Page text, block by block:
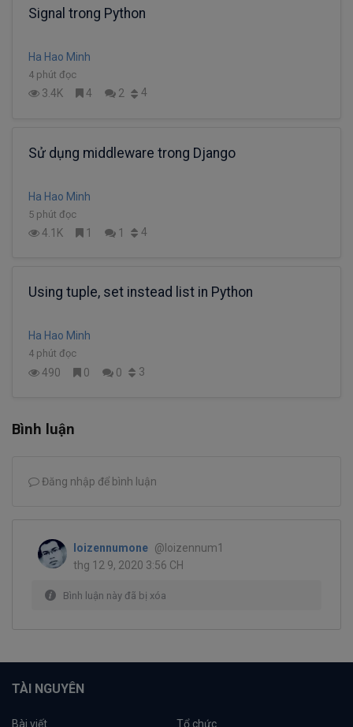
Signal trong Python
Ha Hao Minh
4 phút đọc
3.4K 4 2 4
Sử dụng middleware trong Django
Ha Hao Minh
5 phút đọc
4.1K 1 1 4
Using tuple, set instead list in Python
Ha Hao Minh
4 phút đọc
490 0 0 3
Bình luận
Đăng nhập để bình luận
loizennumone @loizennum1
thg 12 9, 2020 3:56 CH
Bình luận này đã bị xóa
TÀI NGUYÊN
Bài viết Tổ chức